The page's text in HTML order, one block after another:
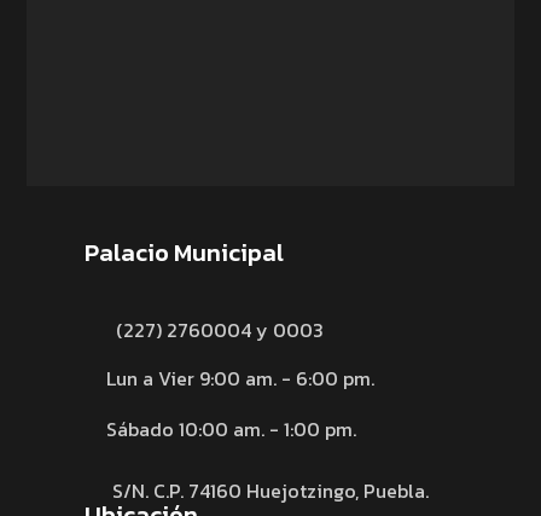
Palacio Municipal
(227) 2760004 y 0003
Lun a Vier 9:00 am. - 6:00 pm.
Sábado 10:00 am. - 1:00 pm.
S/N. C.P. 74160 Huejotzingo, Puebla.